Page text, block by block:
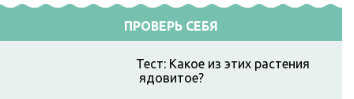
ПРОВЕРЬ СЕБЯ
Тест: Какое из этих растения
ядовитое?